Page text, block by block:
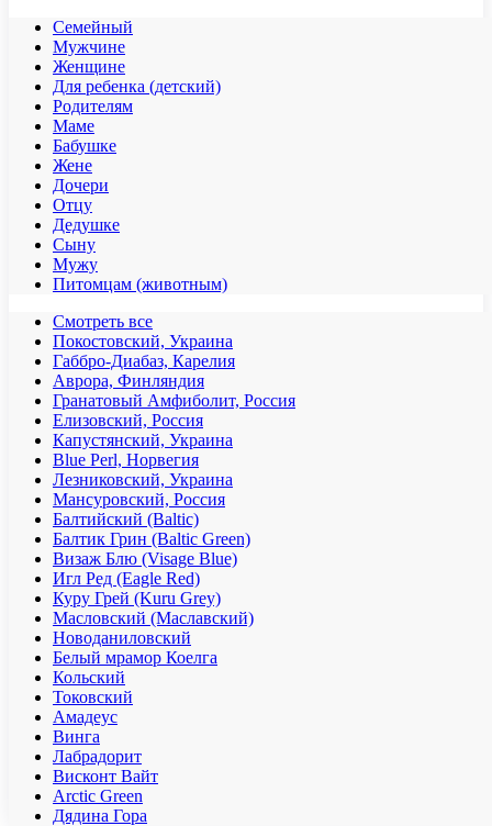
Семейный
Мужчине
Женщине
Для ребенка (детский)
Родителям
Маме
Бабушке
Жене
Дочери
Отцу
Дедушке
Сыну
Мужу
Питомцам (животным)
Смотреть все
Покостовский, Украина
Габбро-Диабаз, Карелия
Аврора, Финляндия
Гранатовый Амфиболит, Россия
Елизовский, Россия
Капустянский, Украина
Blue Perl, Норвегия
Лезниковский, Украина
Мансуровский, Россия
Балтийский (Baltic)
Балтик Грин (Baltic Green)
Визаж Блю (Visage Blue)
Игл Ред (Eagle Red)
Куру Грей (Kuru Grey)
Масловский (Маславский)
Новоданиловский
Белый мрамор Коелга
Кольский
Токовский
Амадеус
Винга
Лабрадорит
Висконт Вайт
Аrctic Green
Дядина Гора